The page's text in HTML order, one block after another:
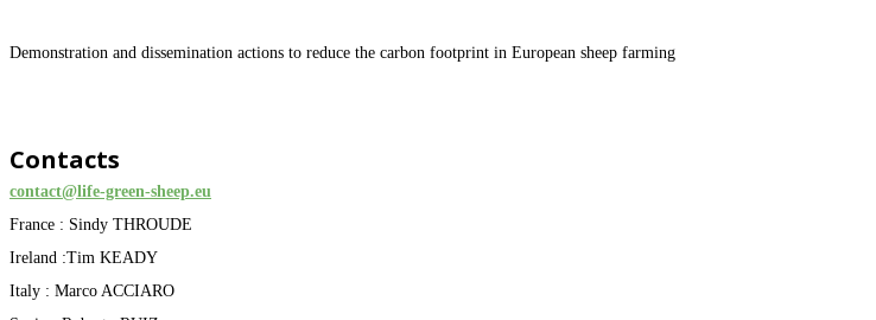
Demonstration and dissemination actions to reduce the carbon footprint in European sheep farming
Contacts
contact@life-green-sheep.eu
France : Sindy THROUDE
Ireland :Tim KEADY
Italy : Marco ACCIARO